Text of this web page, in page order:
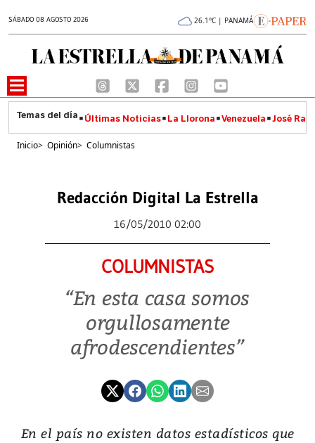
SÁBADO 08 AGOSTO 2026 26.1°C | PANAMÁ
Últimas Noticias La Llorona Venezuela José
Inicio> Opinión> Columnistas
Redacción Digital La Estrella
16/05/2010 02:00
COLUMNISTAS
“En esta casa somos
orgullosamente
afrodescendientes”
En el país no existen datos estadísticos que